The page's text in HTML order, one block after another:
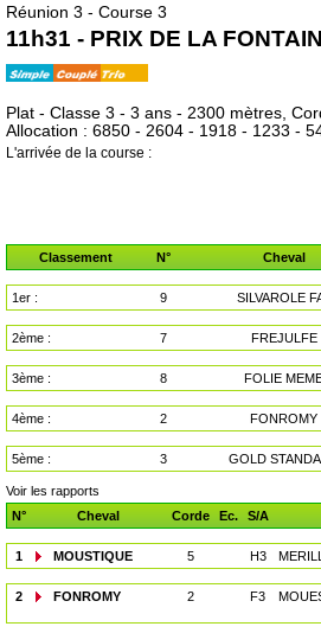
Réunion 3 - Course 3
11h31 - PRIX DE LA
Plat - Classe 3 - 3 ans - 2300 mètres,
Allocation : 6850 - 2604 - 1918 - 1233 -
L'arrivée de la course :
Classement N° Cheval
1er : 9 SILVAROLE
2ème : 7 FREJULFE
3ème : 8 FOLIE
4ème : 2 FONROMY
5ème : 3 GOLD
Voir les rapports
N°
Cheval Corde Ec. S/A
1 MOUSTIQUE 5 H3
2 FONROMY 2 F3